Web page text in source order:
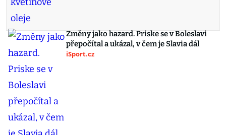
Změny jako hazard. Priske se v Boleslavi
přepočítal a ukázal, v čem je Slavia dál
iSport.cz